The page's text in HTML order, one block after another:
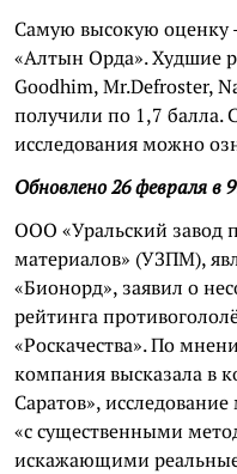
Самую высокую оценку
«Алтын Орда». Худшие
Goodhim, Mr.Defroster,
получили по 1,7 балла.
исследования можно
Обновлено 26 февраля в
ООО «Уральский завод
материалов» (УЗПМ),
«Бионорд», заявил о
рейтинга
«Роскачества». По
компания высказала в
Саратов»,
«с существенными
искажающими